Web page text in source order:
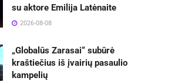
su aktore Emilija Latėnaite
2026-08-08
„Globalūs Zarasai“ subūrė
kraštiečius iš įvairių pasaulio
kampelių